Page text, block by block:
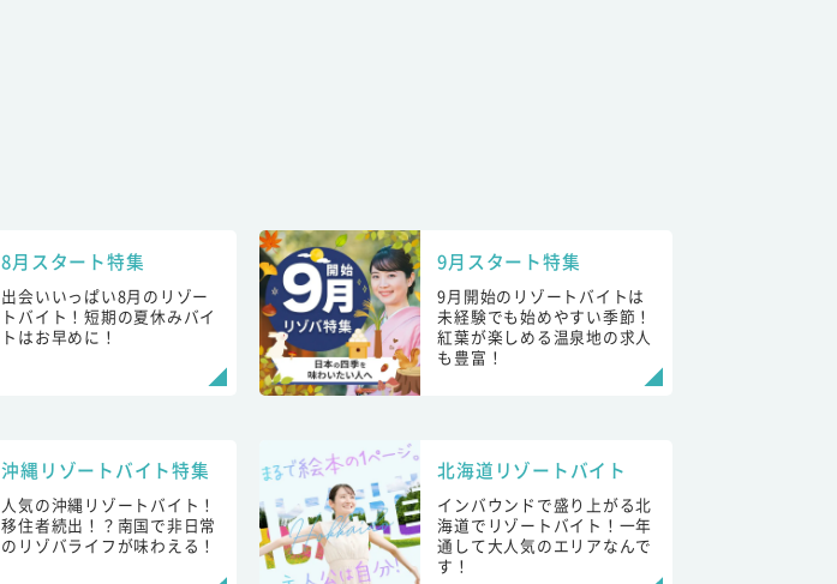
8月スタート特集
出会いいっぱい8月のリゾー
トバイト！短期の夏休みバイ
トはお早めに！
9月スタート特集
9月開始のリゾートバイトは
未経験でも始めやすい季節！
紅葉が楽しめる温泉地の求人
も豊富！
沖縄リゾートバイト特集
人気の沖縄リゾートバイト！
移住者続出！？南国で非日常
のリゾバライフが味わえる！
北海道リゾートバイト
インバウンドで盛り上がる北
海道でリゾートバイト！一年
通して大人気のエリアなんで
す！